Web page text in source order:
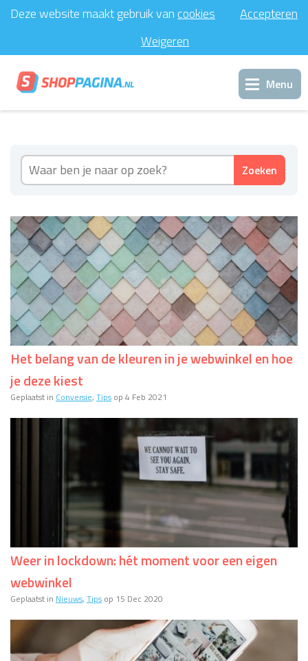
Support
Contact
Menu
Zoeken
Het belang van de kleuren in je webwinkel en hoe
je deze kiest
Geplaatst in Conversie, Tips op 4 Feb 2021
Weer in lockdown: hét moment voor een eigen
webwinkel
Geplaatst in Nieuws, Tips op 15 Dec 2020
Deze website maakt gebruik vancookies
Accepteren
Weigeren